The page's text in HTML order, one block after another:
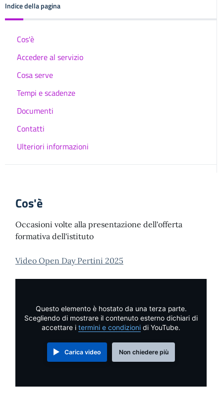
Indice della pagina
Cos'è
Accedere al servizio
Cosa serve
Tempi e scadenze
Documenti
Contatti
Ulteriori informazioni
Cos'è
Occasioni volte alla presentazione dell'offerta
formativa dell'istituto
Video Open Day Pertini 2025
Questo elemento è hostato da una terza parte.
Scegliendo di mostrare il contenuto esterno dichiari di
accettare i termini e condizioni di YouTube.
Carica video Non chiedere più